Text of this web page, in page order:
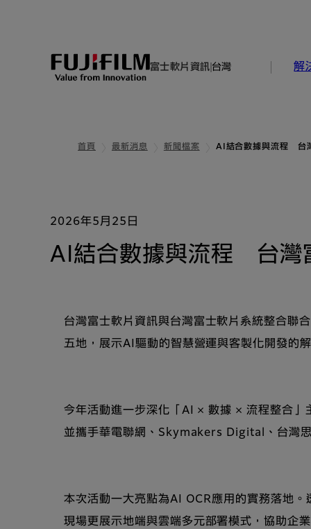
富士軟片資訊 台灣 解
首頁 最新消息 新聞檔案 AI結合數據與流程 台
2026年5月25日
AI結合數據與流程 台灣
台灣富士軟片資訊與台灣富士軟片系統整合
五地，展示AI驅動的智慧營運與客製化開發的
今年活動進一步深化「AI × 數據 × 流程整合」
並攜手華電聯網、Skymakers Digital、台灣
本次活動一大亮點為AI OCR應用的實務落地
現場更展示地端與雲端多元部署模式，協助企